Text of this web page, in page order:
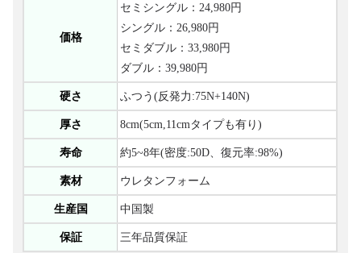
価格
セミシングル：24,980円
シングル：26,980円
セミダブル：33,980円
ダブル：39,980円
硬さ ふつう(反発力:75N+140N)
厚さ 8cm(5cm,11cmタイプも有り)
寿命 約5~8年(密度:50D、復元率:98%)
素材 ウレタンフォーム
生産国 中国製
保証 三年品質保証